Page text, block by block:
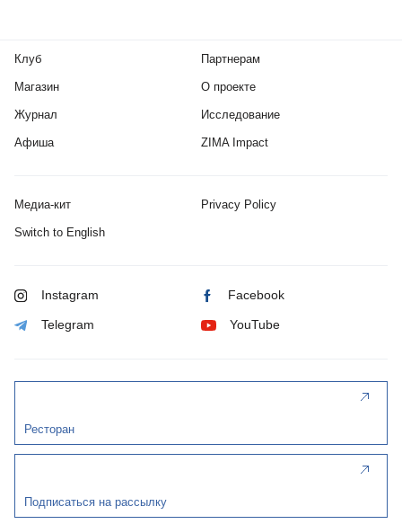
Клуб
Магазин
Журнал
Афиша
Партнерам
О проекте
Исследование
ZIMA Impact
Медиа-кит Privacy Policy
Switch to English
Instagram Facebook
Telegram YouTube
Ресторан
Подписаться на рассылку